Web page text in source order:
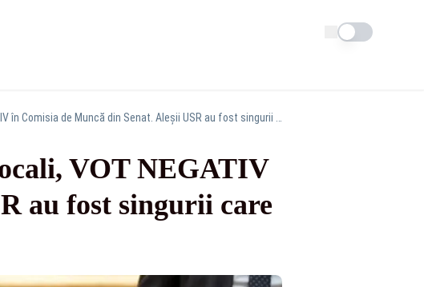
Schimba tema
VOT NEGATIV
au fost singurii care